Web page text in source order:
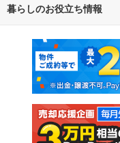
通勤・通学時間から探す
不動産・住宅
新築マンション
新築一戸建て
注文住宅
暮らしのお役立ち情報
マンションカタログ